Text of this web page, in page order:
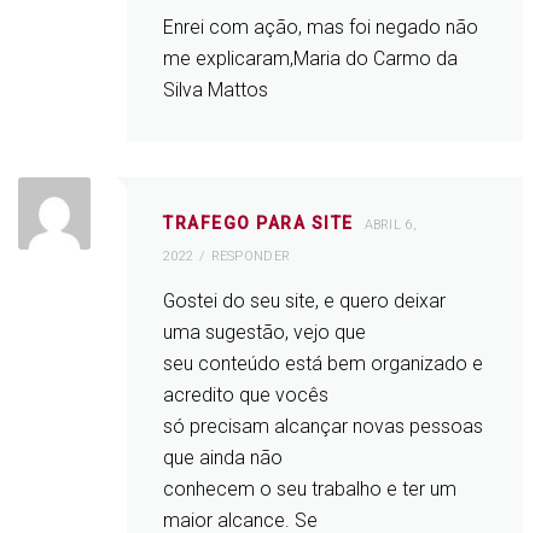
Enrei com ação, mas foi negado não
me explicaram,Maria do Carmo da
Silva Mattos
TRAFEGO PARA SITE
ABRIL 6,
2022
RESPONDER
Gostei do seu site, e quero deixar
uma sugestão, vejo que
seu conteúdo está bem organizado e
acredito que vocês
só precisam alcançar novas pessoas
que ainda não
conhecem o seu trabalho e ter um
maior alcance. Se